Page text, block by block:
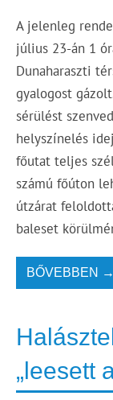
A jelenleg
július 23-án 1
Dunaharaszti
gyalogost
sérülést
helyszínelés
főutat teljes
számú főúton
útzárat
baleset
BŐVEBBEN →
„leesett